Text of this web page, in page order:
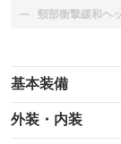
頸部衝撃緩和ヘ
：装備なし
基本装備
エアバッグ
：装備なし
外装・内装